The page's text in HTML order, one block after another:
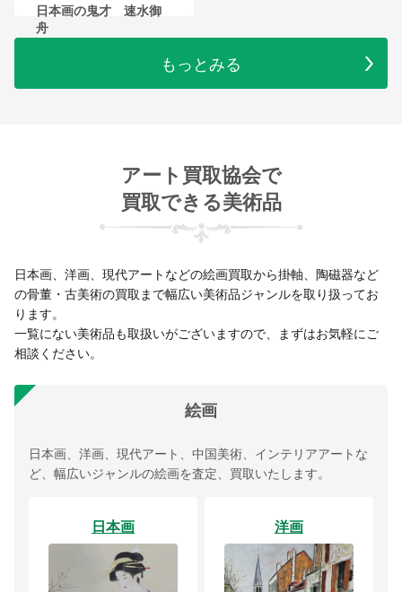
日本画の鬼才 速水御
舟
もっとみる
アート買取協会で
買取できる美術品
日本画、洋画、現代アートなどの絵画買取から掛軸、陶磁器など
の骨董・古美術の買取まで幅広い美術品ジャンルを取り扱ってお
ります。
一覧にない美術品も取扱いがございますので、まずはお気軽にご
相談ください。
絵画
日本画、洋画、現代アート、中国美術、インテリアアートな
ど、幅広いジャンルの絵画を査定、買取いたします。
日本画 洋画